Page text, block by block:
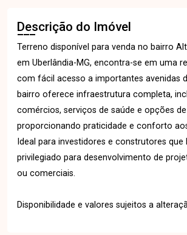
Descrição do Imóvel
Terreno disponível para venda no bairro
em Uberlândia-MG, encontra-se em uma
com fácil acesso a importantes avenidas
bairro oferece infraestrutura completa,
comércios, serviços de saúde e opções de
proporcionando praticidade e conforto
Ideal para investidores e construtores que
privilegiado para desenvolvimento de
ou comerciais.
Disponibilidade e valores sujeitos a